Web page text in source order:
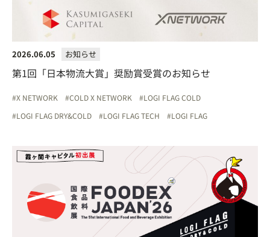
2026.06.05 お知らせ
第1回「日本物流大賞」奨励賞受賞のお知らせ
X NETWORK COLD X NETWORK
LOGI FLAG COLD
LOGI FLAG DRY&COLD
LOGI FLAG TECH LOGI FLAG